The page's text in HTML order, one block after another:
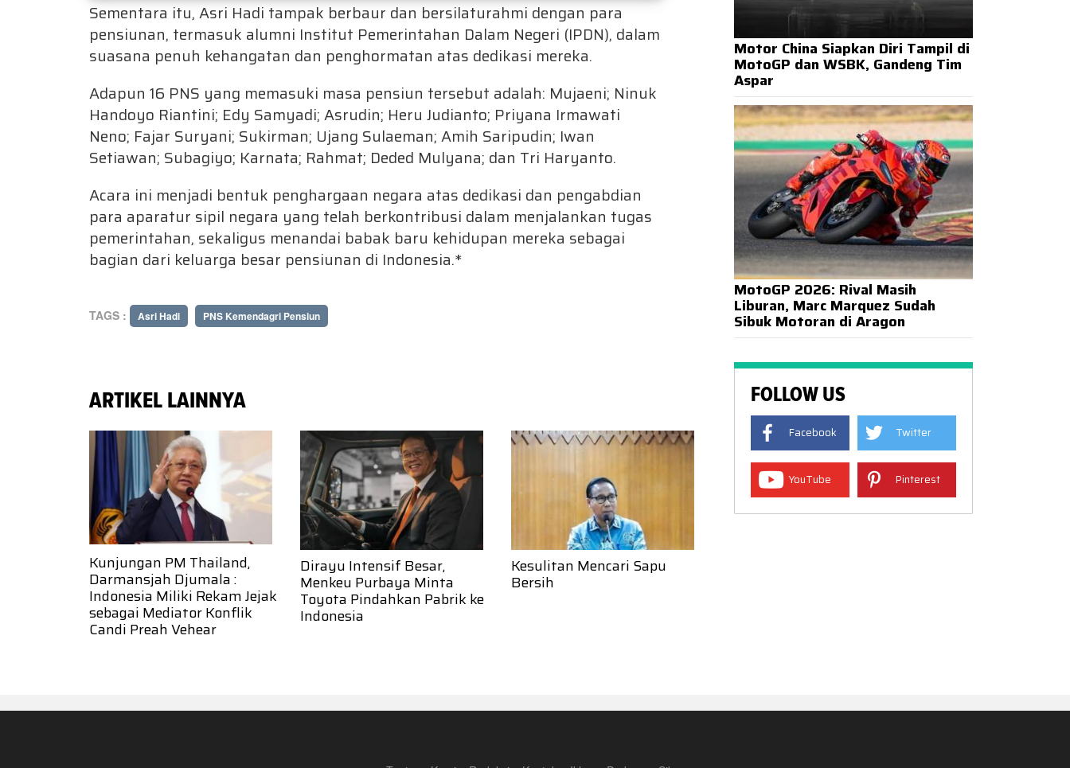
Sementara itu, Asri Hadi tampak berbaur dan bersilaturahmi dengan para
pensiunan, termasuk alumni Institut Pemerintahan Dalam Negeri (IPDN), dalam
suasana penuh kehangatan dan penghormatan atas dedikasi mereka.
Adapun 16 PNS yang memasuki masa pensiun tersebut adalah: Mujaeni; Ninuk
Handoyo Riantini; Edy Samyadi; Asrudin; Heru Judianto; Priyana Irmawati
Neno; Fajar Suryani; Sukirman; Ujang Sulaeman; Amih Saripudin; Iwan
Setiawan; Subagiyo; Karnata; Rahmat; Deded Mulyana; dan Tri Haryanto.
Acara ini menjadi bentuk penghargaan negara atas dedikasi dan pengabdian
para aparatur sipil negara yang telah berkontribusi dalam menjalankan tugas
pemerintahan, sekaligus menandai babak baru kehidupan mereka sebagai
bagian dari keluarga besar pensiunan di Indonesia.*
TAGS : Asri Hadi PNS Kemendagri Pensiun
ARTIKEL LAINNYA
Kunjungan PM Thailand,
Darmansjah Djumala :
Indonesia Miliki Rekam Jejak
sebagai Mediator Konflik
Candi Preah Vehear
Dirayu Intensif Besar,
Menkeu Purbaya Minta
Toyota Pindahkan Pabrik ke
Indonesia
Kesulitan Mencari Sapu
Bersih
Motor China Siapkan Diri Tampil di
MotoGP dan WSBK, Gandeng Tim
Aspar
MotoGP 2026: Rival Masih
Liburan, Marc Marquez Sudah
Sibuk Motoran di Aragon
FOLLOW US
Facebook Twitter
YouTube Pinterest